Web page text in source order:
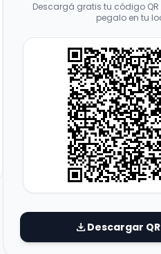
Descargá gratis tu código
pegalo en tu
downloadDescargar